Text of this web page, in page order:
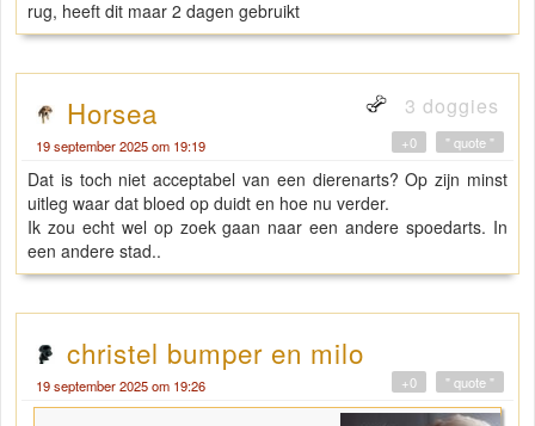
rug, heeft dit maar 2 dagen gebruikt
Horsea 3 doggies
19 september 2025 om 19:19 " quote "
+0
Dat is toch niet acceptabel van een dierenarts? Op zijn minst
uitleg waar dat bloed op duidt en hoe nu verder.
Ik zou echt wel op zoek gaan naar een andere spoedarts. In
een andere stad..
christel bumper en milo
19 september 2025 om 19:26 " quote "
+0